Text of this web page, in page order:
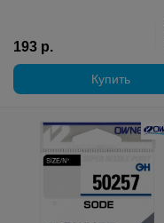
193 р.
Купить